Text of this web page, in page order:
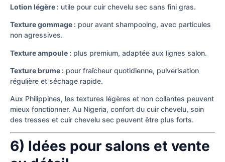
Lotion légère : utile pour cuir chevelu sec sans fini gras.
Texture gommage : pour avant shampooing, avec particules
non agressives.
Texture ampoule : plus premium, adaptée aux lignes salon.
Texture brume : pour fraîcheur quotidienne, pulvérisation
régulière et séchage rapide.
Aux Philippines, les textures légères et non collantes peuvent
mieux fonctionner. Au Nigeria, confort du cuir chevelu, soin
des tresses et cuir chevelu sec peuvent être plus forts.
6) Idées pour salons et vente